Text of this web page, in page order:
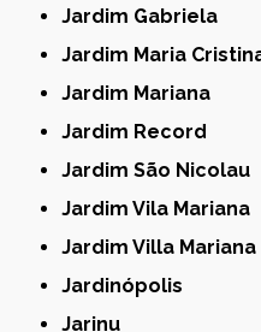
Jardim Gabriela
Jardim Maria
Jardim Mariana
Jardim Record
Jardim São Nicolau
Jardim Vila Mariana
Jardim Villa Mariana
Jardinópolis
Jarinu